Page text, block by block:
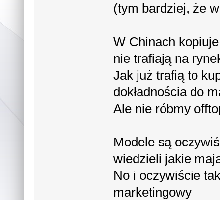
(tym bardziej, że
W Chinach
nie trafiają na
Jak już trafią to
dokładnościa do
Ale nie róbmy
Modele są
wiedzieli jakie
No i oczywiście
marketingowy